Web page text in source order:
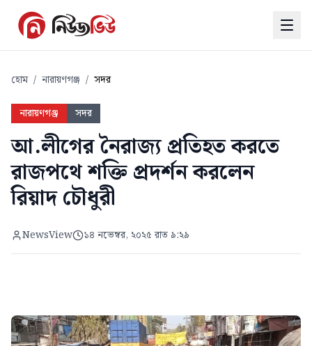
হোম / নারায়ণগঞ্জ / সদর
নারায়ণগঞ্জ সদর
আ.লীগের নৈরাজ্য প্রতিহত করতে
রাজপথে শক্তি প্রদর্শন করলেন
রিয়াদ চৌধুরী
NewsView ১৪ নভেম্বর, ২০২৫ রাত ৯:২৯